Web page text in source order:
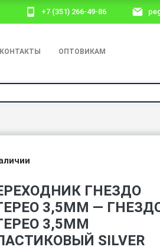
+7 (351) 266-49-86
КОНТАКТЫ ОПТОВИКАМ
ГНЕЗДО
3,5ММ —
3,5ММ
SILVER